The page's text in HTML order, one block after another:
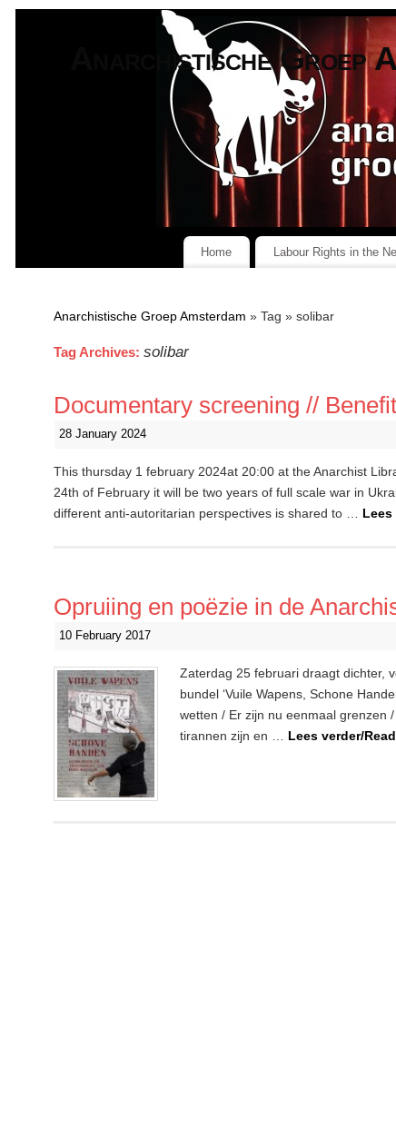
Anarchistische Groep
Home Labour Rights in the
Anarchistische Groep Amsterdam » Tag » solibar
Tag Archives: solibar
Documentary screening //
28 January 2024
This thursday 1 february 2024at 20:00 at the Anarchist
24th of February it will be two years of full scale war in
different anti-autoritarian perspectives is shared to … Lees
Opruiing en poëzie in de
10 February 2017
Zaterdag 25 februari draagt dichter,
bundel ‘Vuile Wapens, Schone
wetten / Er zijn nu eenmaal grenzen
tirannen zijn en … Lees verder/